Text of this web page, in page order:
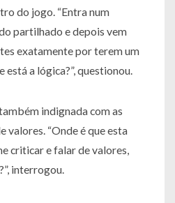
do jogo. “Entra num
partilhado e depois vem
exatamente por terem um
a lógica?”, questionou.
indignada com as
valores. “Onde é que esta
criticar e falar de valores,
interrogou.